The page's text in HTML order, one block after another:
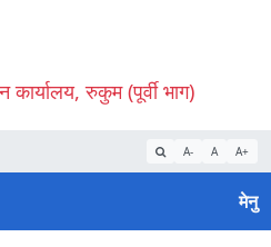
कार्यालय, रुकुम (पूर्वी भाग)
A- A A+
मेनु